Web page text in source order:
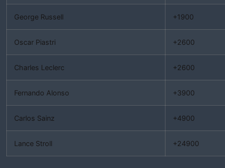
George Russell +1900
Oscar Piastri +2600
Charles Leclerc +2600
Fernando Alonso +3900
Carlos Sainz +4900
Lance Stroll +24900